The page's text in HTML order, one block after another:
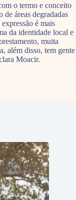
o termo e conceito
de áreas degradadas
é mais
da identidade local e
muita
além disso, tem gente
Moacir.